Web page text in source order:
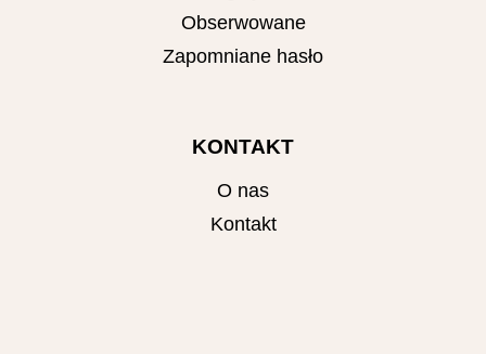
Obserwowane
Zapomniane hasło
KONTAKT
O nas
Kontakt